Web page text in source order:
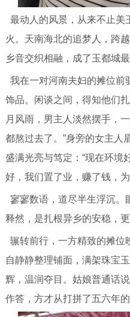
最动人的风景，从来不止美
火。天南海北的追梦人，跨
乡音交织相融，成了玉都城
我在一对河南夫妇的摊位前
饰品。闲谈之间，得知他们
月风雨，男主人淡然摆手，
都熬过去了。”身旁的女主人
盛满光亮与笃定：“现在环境
好，我们置了业，赚了钱，
寥寥数语，道尽半生浮沉。
释然，是扎根异乡的安稳，
辗转前行，一方精致的摊位
自静静整理铺面，满架珠宝
辉，温润夺目。姑娘普通话
作答，方才从打拼了五六年的